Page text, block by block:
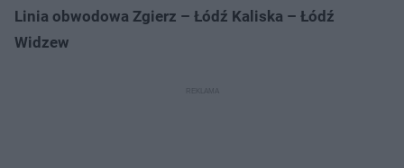
Linia obwodowa Zgierz – Łódź Kaliska – Łódź
Widzew